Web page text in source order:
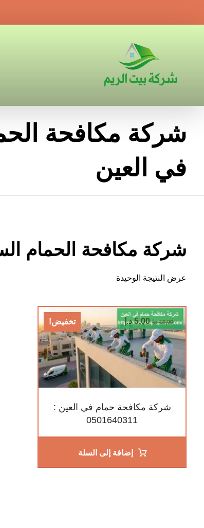
شركة مكافحة
في العين
شركة مكافحة الحمام
عرض النتيجة الوحيدة
تخفيض!
شركة مكافحة حمام في العين :
0501640311
10,00 د.إ 5,00 د.إ
إضافة إلى السلة